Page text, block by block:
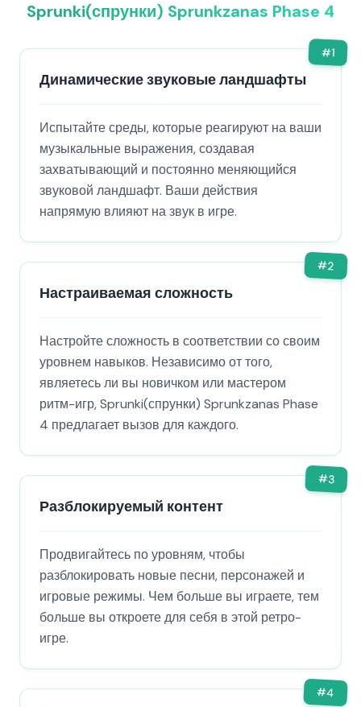
Sprunki(спрунки) Sprunkzanas Phase 4
#1
Динамические звуковые ландшафты
Испытайте среды, которые реагируют на ваши
музыкальные выражения, создавая
захватывающий и постоянно меняющийся
звуковой ландшафт. Ваши действия
напрямую влияют на звук в игре.
#2
Настраиваемая сложность
Настройте сложность в соответствии со своим
уровнем навыков. Независимо от того,
являетесь ли вы новичком или мастером
ритм-игр, Sprunki(спрунки) Sprunkzanas Phase
4 предлагает вызов для каждого.
#3
Разблокируемый контент
Продвигайтесь по уровням, чтобы
разблокировать новые песни, персонажей и
игровые режимы. Чем больше вы играете, тем
больше вы откроете для себя в этой ретро-
игре.
#4